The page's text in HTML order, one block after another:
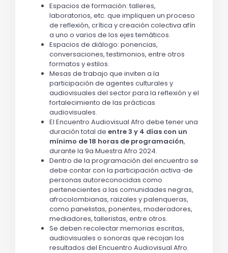
Espacios de formación: talleres,
laboratorios, etc. que impliquen un proceso
de reflexión, crítica y creación colectiva afín
a uno o varios de los ejes temáticos.
Espacios de diálogo: ponencias,
conversaciones, testimonios, entre otros
formatos y estilos.
Mesas de trabajo que inviten a la
participación de agentes culturales y
audiovisuales del sector para la reflexión y el
fortalecimiento de las prácticas
audiovisuales.
El Encuentro Audiovisual Afro debe tener una
duración total de entre 3 y 4 días con un
mínimo de 18 horas de programación,
durante la 9a Muestra Afro 2024.
Dentro de la programación del encuentro se
debe contar con la participación activa de
personas autoreconocidas como
pertenecientes a las comunidades negras,
afrocolombianas, raizales y palenqueras,
como panelistas, ponentes, moderadores,
mediadores, talleristas, entre otros.
Se deben recolectar memorias escritas,
audiovisuales o sonoras que recojan los
resultados del Encuentro Audiovisual Afro.